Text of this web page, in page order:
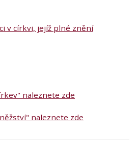
v církvi, jejíž plné znění
naleznete zde
naleznete zde